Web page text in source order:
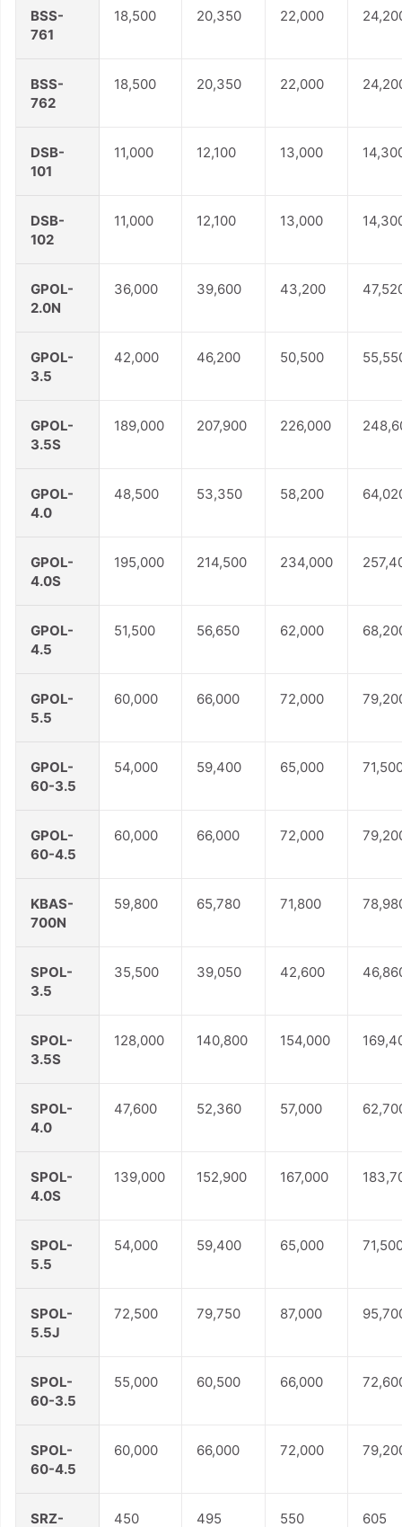
BSS-
761
18,500 20,350 22,000
BSS-
762
18,500 20,350 22,000
DSB-
101
11,000 12,100 13,000
DSB-
102
11,000 12,100 13,000
GPOL-
2.0N
36,000 39,600 43,200
GPOL-
3.5
42,000 46,200 50,500
GPOL-
3.5S
189,000 207,900 226,000
GPOL-
4.0
48,500 53,350 58,200
GPOL-
4.0S
195,000 214,500 234,000
GPOL-
4.5
51,500 56,650 62,000
GPOL-
5.5
60,000 66,000 72,000
GPOL-
60-3.5
54,000 59,400 65,000
GPOL-
60-4.5
60,000 66,000 72,000
KBAS-
700N
59,800 65,780 71,800
SPOL-
3.5
35,500 39,050 42,600
SPOL-
3.5S
128,000 140,800 154,000
SPOL-
4.0
47,600 52,360 57,000
SPOL-
4.0S
139,000 152,900 167,000
SPOL-
5.5
54,000 59,400 65,000
SPOL-
5.5J
72,500 79,750 87,000
SPOL-
60-3.5
55,000 60,500 66,000
SPOL-
60-4.5
60,000 66,000 72,000
SRZ- 450 495 550 605